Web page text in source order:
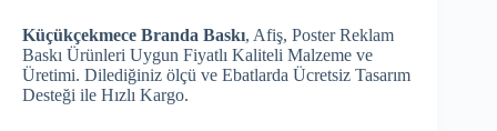
Küçükçekmece Branda Baskı, Afiş, Poster Reklam
Baskı Ürünleri Uygun Fiyatlı Kaliteli Malzeme ve
Üretimi. Dilediğiniz ölçü ve Ebatlarda Ücretsiz Tasarım
Desteği ile Hızlı Kargo.